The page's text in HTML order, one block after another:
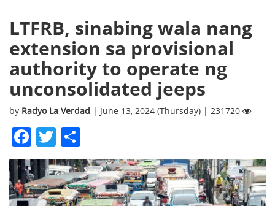
LTFRB, sinabing wala nang
extension sa provisional
authority to operate ng
unconsolidated jeeps
by Radyo La Verdad | June 13, 2024 (Thursday) | 231720
Facebook
Twitter